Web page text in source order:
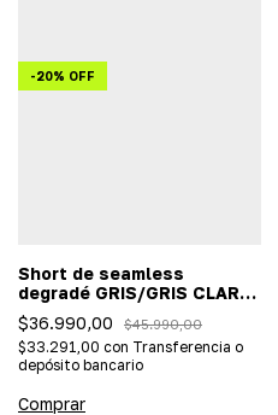
-20% OFF
Short de seamless
degradé GRIS/GRIS CLARO
- (Importada/efecto push
up)
$36.990,00 $45.990,00
$33.291,00 con Transferencia o
depósito bancario
Comprar